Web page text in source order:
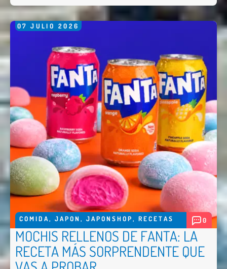
07 JULIO 2026
COMIDA, JAPON , JAPONSHOP, RECETAS 0
MOCHIS RELLENOS DE FANTA: LA
RECETA MÁS SORPRENDENTE QUE